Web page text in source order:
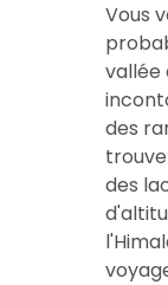
Vous
vallée
des
des